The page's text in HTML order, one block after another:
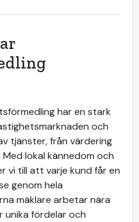
har en stark
och
tjänster, från värdering
lokal kännedom och
vi till att varje kund får en
genom hela
mäklare arbetar nära
unika fördelar och